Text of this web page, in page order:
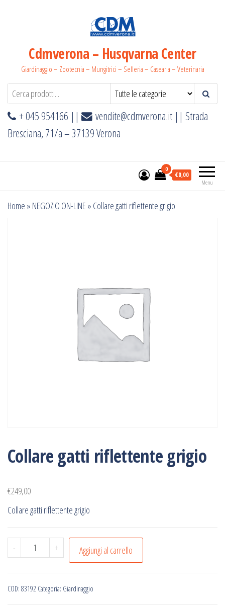
Cdmverona – Husqvarna Center
Giardinaggio – Zootecnia – Mungitrici – Selleria – Casearia – Veterinaria
+ 045 954166 || vendite@cdmverona.it || Strada
Bresciana, 71/a – 37139 Verona
Menu
0
€0,00
Home » NEGOZIO ON-LINE » Collare gatti riflettente grigio
Collare gatti riflettente grigio
€249,00
Collare gatti riflettente grigio
-
Collare
gatti
grigio
+ Aggiungi al carrello
COD: 83192 Categoria: Giardinaggio